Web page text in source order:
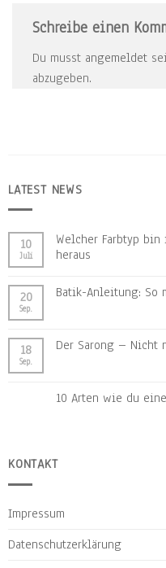
Schreibe einen
Du musst angemeldet
abzugeben.
LATEST NEWS
10
Juli
Welcher Farbtyp
heraus
20
Sep.
Batik-Anleitung: So
18
Sep.
Der Sarong – Nicht
10 Arten wie du
KONTAKT
Impressum
Datenschutzerklärung